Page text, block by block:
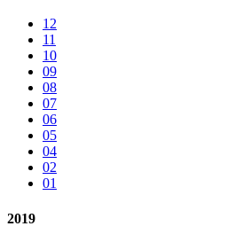
12
11
10
09
08
07
06
05
04
02
01
2019